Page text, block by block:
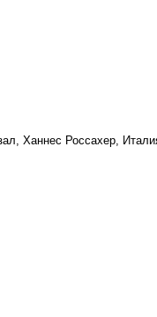
Ханнес Россахер,